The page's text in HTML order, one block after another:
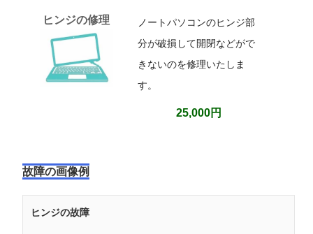
ヒンジの修理
ノートパソコンのヒンジ部
分が破損して開閉などがで
きないのを修理いたしま
す。
25,000円
故障の画像例
ヒンジの故障